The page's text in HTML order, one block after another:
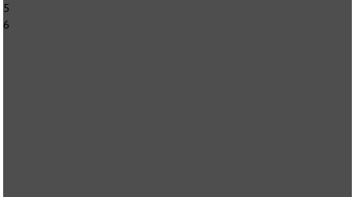
5
6